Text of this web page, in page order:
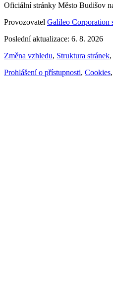
Oficiální stránky Město Budišov
Provozovatel Galileo Corporation
Poslední aktualizace: 6. 8. 2026
Změna vzhledu, Struktura stránek,
Prohlášení o přístupnosti, Cookies,